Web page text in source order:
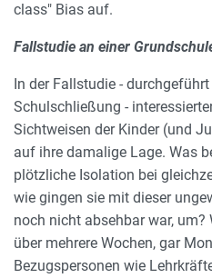
class" Bias auf.
Fallstudie an einer
In der Fallstudie -
Schulschließung -
Sichtweisen der Kinder (und
auf ihre damalige Lage. Was
plötzliche Isolation bei
wie gingen sie mit dieser
noch nicht absehbar war, um?
über mehrere Wochen, gar
Bezugspersonen wie